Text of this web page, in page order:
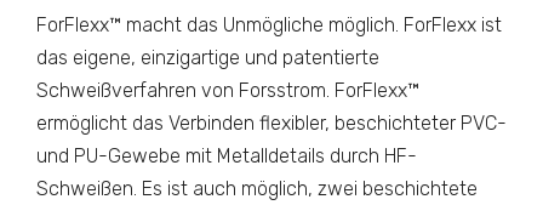
ForFlexx™ macht das Unmögliche möglich. ForFlexx ist
das eigene, einzigartige und patentierte
Schweißverfahren von Forsstrom. ForFlexx™
ermöglicht das Verbinden flexibler, beschichteter PVC-
und PU-Gewebe mit Metalldetails durch HF-
Schweißen. Es ist auch möglich, zwei beschichtete